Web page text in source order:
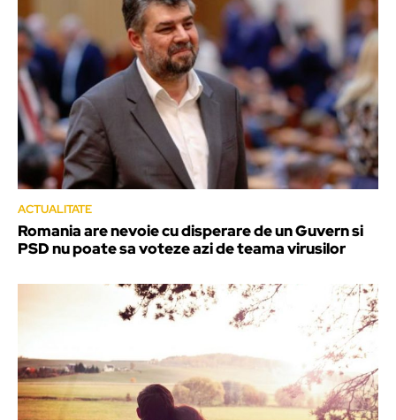
ACTUALITATE
Romania are nevoie cu disperare de un Guvern si
PSD nu poate sa voteze azi de teama virusilor